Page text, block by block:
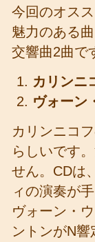
今回のオス
魅力のある
交響曲2曲で
カリンニ
ヴォーン
カリンニコ
らしいです
せん。CDは
ィの演奏が
ヴォーン・
ントンがN